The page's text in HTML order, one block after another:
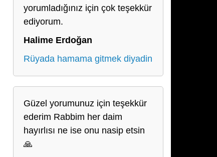
yorumladığınız için çok teşekkür
ediyorum.
Halime Erdoğan
Rüyada hamama gitmek diyadin
Güzel yorumunuz için teşekkür
ederim Rabbim her daim
hayırlısı ne ise onu nasip etsin
🙏